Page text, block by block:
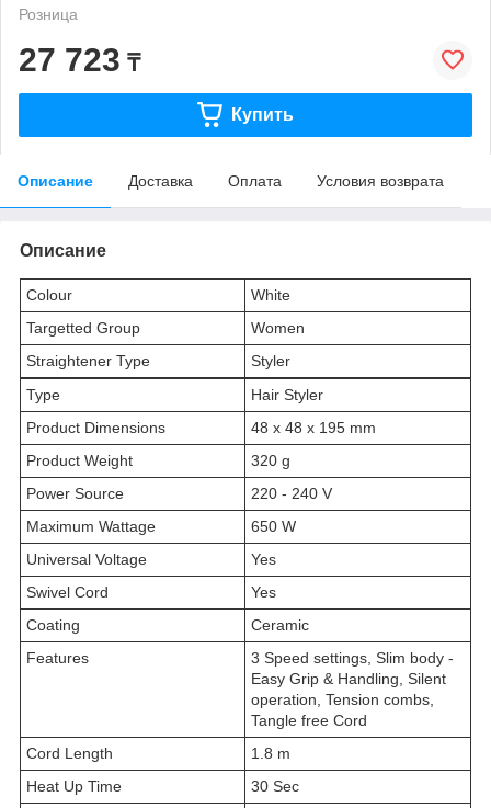
Розница
27 723 ₸
Купить
Описание Доставка Оплата Условия возврата
Описание
Colour
White
Targetted Group
Women
Straightener Type
Styler
Type
Hair Styler
Product Dimensions
48 x 48 x 195 mm
Product Weight
320 g
Power Source
220 - 240 V
Maximum Wattage
650 W
Universal Voltage
Yes
Swivel Cord
Yes
Coating
Ceramic
Features
3 Speed settings, Slim body -
Easy Grip & Handling, Silent
operation, Tension combs,
Tangle free Cord
Cord Length
1.8 m
Heat Up Time
30 Sec